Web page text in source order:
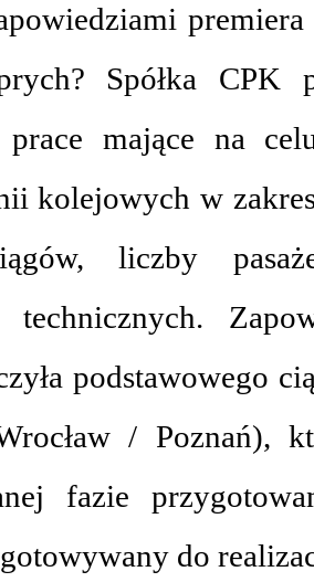
Spółka CPK
prace mające na
kolejowych w
liczby
technicznych.
podstawowego
/ Poznań),
fazie
do